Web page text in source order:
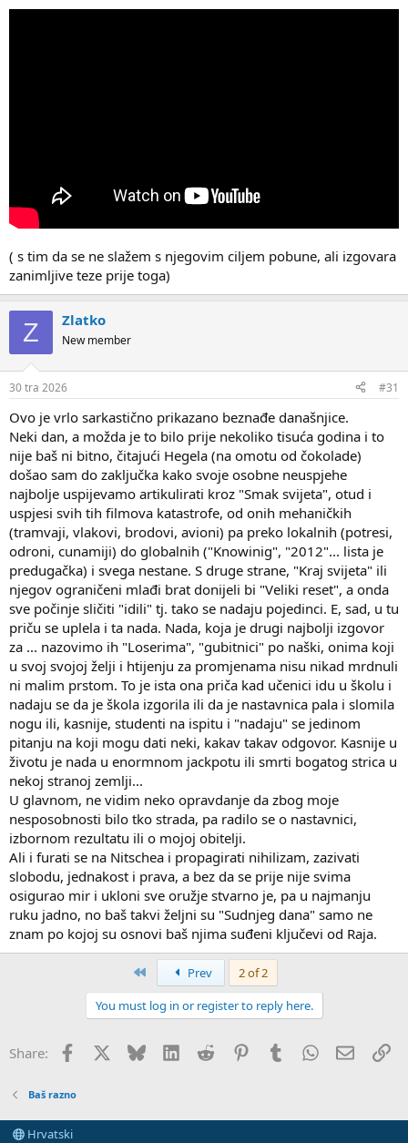
( s tim da se ne slažem s njegovim ciljem pobune, ali izgovara
zanimljive teze prije toga)
Z Zlatko
New member
30 tra 2026 #31
Ovo je vrlo sarkastično prikazano beznađe današnjice.
Neki dan, a možda je to bilo prije nekoliko tisuća godina i to
nije baš ni bitno, čitajući Hegela (na omotu od čokolade)
došao sam do zaključka kako svoje osobne neuspjehe
najbolje uspijevamo artikulirati kroz "Smak svijeta", otud i
uspjesi svih tih filmova katastrofe, od onih mehaničkih
(tramvaji, vlakovi, brodovi, avioni) pa preko lokalnih (potresi,
odroni, cunamiji) do globalnih ("Knowinig", "2012"... lista je
predugačka) i svega nestane. S druge strane, "Kraj svijeta" ili
njegov ograničeni mlađi brat donijeli bi "Veliki reset", a onda
sve počinje sličiti "idili" tj. tako se nadaju pojedinci. E, sad, u tu
priču se uplela i ta nada. Nada, koja je drugi najbolji izgovor
za ... nazovimo ih "Loserima", "gubitnici" po naški, onima koji
u svoj svojoj želji i htijenju za promjenama nisu nikad mrdnuli
ni malim prstom. To je ista ona priča kad učenici idu u školu i
nadaju se da je škola izgorila ili da je nastavnica pala i slomila
nogu ili, kasnije, studenti na ispitu i "nadaju" se jedinom
pitanju na koji mogu dati neki, kakav takav odgovor. Kasnije u
životu je nada u enormnom jackpotu ili smrti bogatog strica u
nekoj stranoj zemlji...
U glavnom, ne vidim neko opravdanje da zbog moje
nesposobnosti bilo tko strada, pa radilo se o nastavnici,
izbornom rezultatu ili o mojoj obitelji.
Ali i furati se na Nitschea i propagirati nihilizam, zazivati
slobodu, jednakost i prava, a bez da se prije nije svima
osigurao mir i ukloni sve oružje stvarno je, pa u najmanju
ruku jadno, no baš takvi željni su "Sudnjeg dana" samo ne
znam po kojoj su osnovi baš njima suđeni ključevi od Raja.
Prev
2 of 2
You must log in or register to reply here.
Share: Facebook Bluesky LinkedInReddit PinterestTumblrWhatsApp
Email
Baš razno
Hrvatski